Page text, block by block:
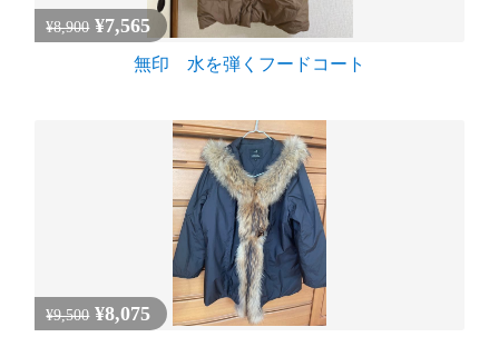
¥8,900 ¥7,565
無印 水を弾くフードコート
¥9,500 ¥8,075